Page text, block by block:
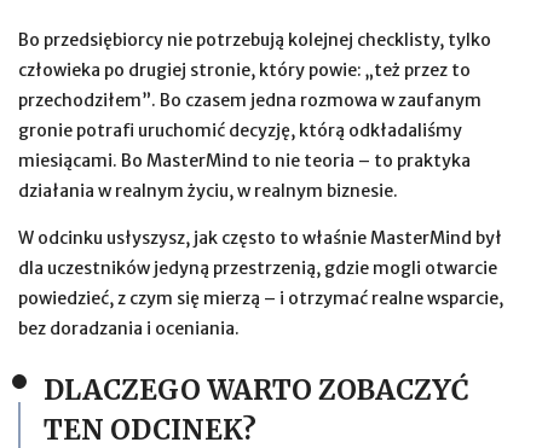
Bo przedsiębiorcy nie potrzebują kolejnej checklisty, tylko
człowieka po drugiej stronie, który powie: „też przez to
przechodziłem”. Bo czasem jedna rozmowa w zaufanym
gronie potrafi uruchomić decyzję, którą odkładaliśmy
miesiącami. Bo MasterMind to nie teoria – to praktyka
działania w realnym życiu, w realnym biznesie.
W odcinku usłyszysz, jak często to właśnie MasterMind był
dla uczestników jedyną przestrzenią, gdzie mogli otwarcie
powiedzieć, z czym się mierzą – i otrzymać realne wsparcie,
bez doradzania i oceniania.
DLACZEGO WARTO ZOBACZYĆ
TEN ODCINEK?